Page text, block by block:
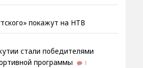
покажут на НТВ
стали победителями
программы
1